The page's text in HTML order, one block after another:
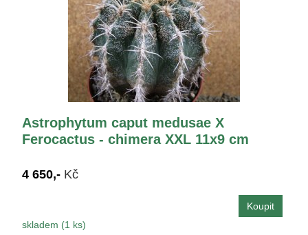
Astrophytum caput medusae X
Ferocactus - chimera XXL 11x9 cm
4 650,- Kč
skladem (1 ks)